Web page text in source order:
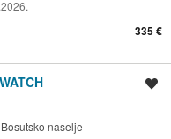
335 €
naselje